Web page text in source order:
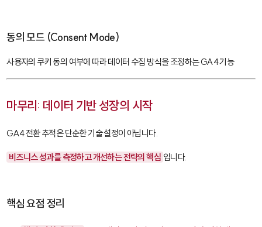
동의 모드 (Consent Mode)
사용자의 쿠키 동의 여부에 따라 데이터 수집 방식을 조정하는 GA4 기능
마무리: 데이터 기반 성장의 시작
GA4 전환 추적은 단순한 기술 설정이 아닙니다.
비즈니스 성과를 측정하고 개선하는 전략의 핵심 입니다.
핵심 요점 정리